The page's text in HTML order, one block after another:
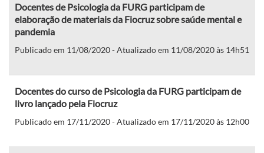
Docentes de Psicologia da FURG participam de
elaboração de materiais da Fiocruz sobre saúde mental e
pandemia
Publicado em 11/08/2020 - Atualizado em 11/08/2020 às 14h51
Docentes do curso de Psicologia da FURG participam de
livro lançado pela Fiocruz
Publicado em 17/11/2020 - Atualizado em 17/11/2020 às 12h00